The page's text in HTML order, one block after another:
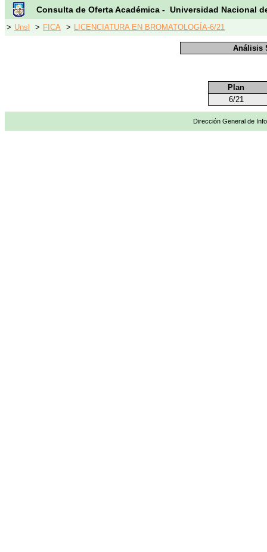
Consulta de Oferta Académica - Universidad Nacional
> Unsl > FICA > LICENCIATURA EN BROMATOLOGÍA-6/21
Análisis
Plan
6/21
Dirección General de